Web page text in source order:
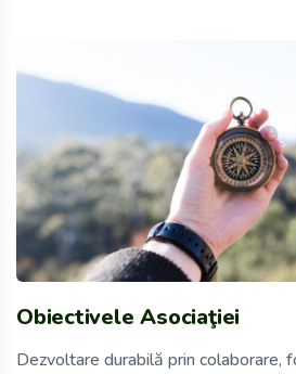
Obiectivele Asociaţiei
Dezvoltare durabilă prin colaborare,